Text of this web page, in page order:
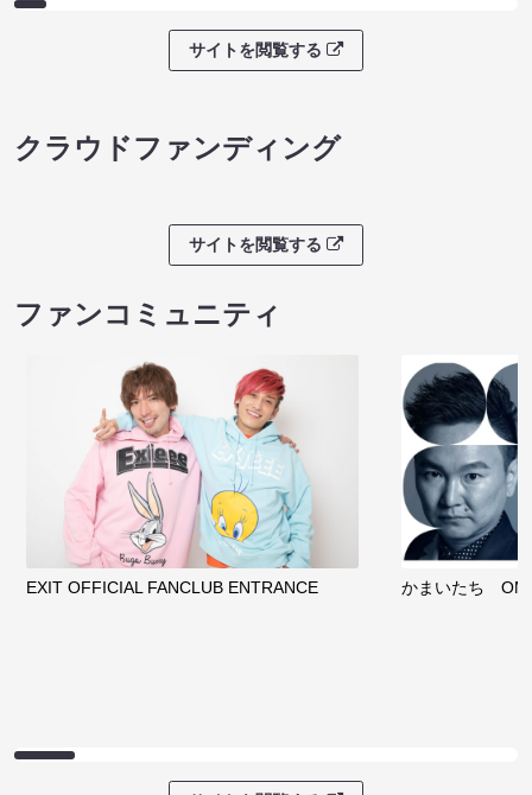
サイトを閲覧する
クラウドファンディング
サイトを閲覧する
ファンコミュニティ
EXIT OFFICIAL FANCLUB ENTRANCE かまいたち